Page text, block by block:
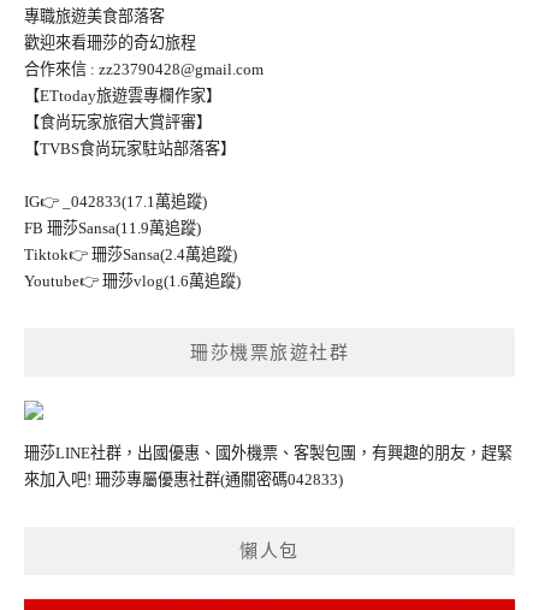
專職旅遊美食部落客
歡迎來看珊莎的奇幻旅程
合作來信 : zz23790428@gmail.com
【ETtoday旅遊雲專欄作家】
【食尚玩家旅宿大賞評審】
【TVBS食尚玩家駐站部落客】
IG👉
_042833(17.1萬追蹤)
FB 珊莎Sansa(11.9萬追蹤)
Tiktok👉 珊莎Sansa(2.4萬追蹤)
Youtube👉 珊莎vlog(1.6萬追蹤)
珊莎機票旅遊社群
珊莎LINE社群，出國優惠、國外機票、客製包團，有興趣的朋友，趕緊
來加入吧! 珊莎專屬優惠社群(通關密碼042833)
懶人包